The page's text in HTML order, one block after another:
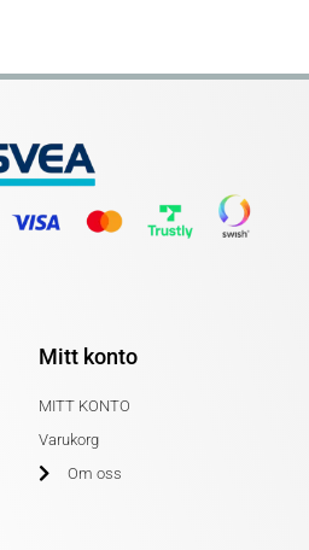
Mitt konto
MITT KONTO
Varukorg
Om oss